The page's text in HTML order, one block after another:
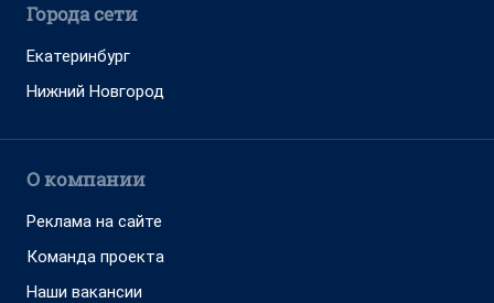
Города сети
Екатеринбург
Нижний Новгород
О компании
Реклама на сайте
Команда проекта
Наши вакансии